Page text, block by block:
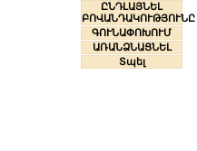
ԸՆԴԼԱՅՆԵԼ
ԲՈՎԱՆԴԱԿՈՒԹՅՈՒՆԸ
ԳՈՒՆԱՓՈԽՈՒՄ
ԱՌԱՆՁՆԱՑՆԵԼ
Տպել